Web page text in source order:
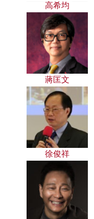
高希均
蔣匡文
徐俊祥